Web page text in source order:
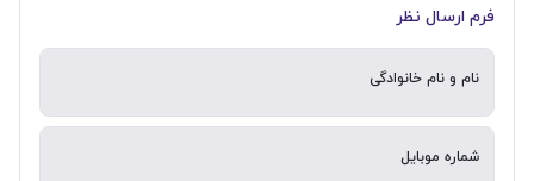
فرم ارسال نظر
نام و نام خانوادگی
شماره موبایل